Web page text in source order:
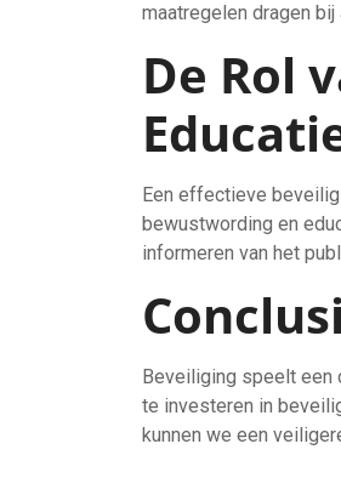
maatregelen dragen
De Rol
Een effectieve
bewustwording en
informeren van het
Beveiliging speelt een
te investeren in
kunnen we een